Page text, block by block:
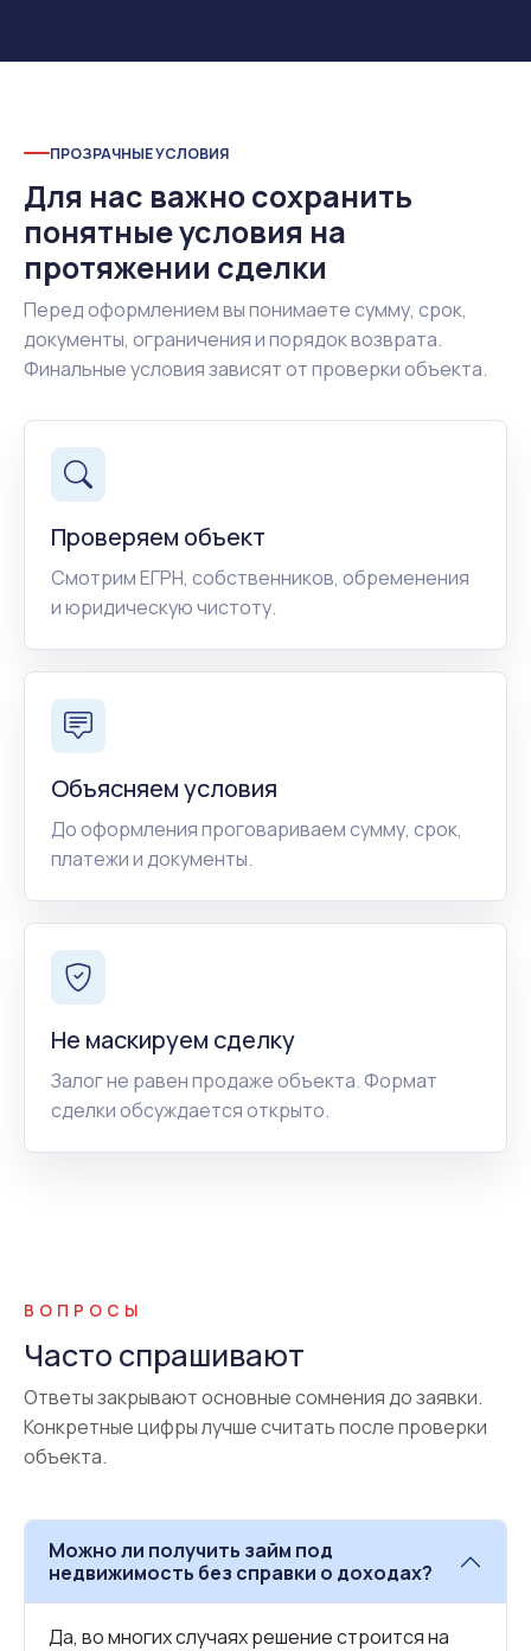
ПРОЗРАЧНЫЕ УСЛОВИЯ
Для нас важно сохранить
понятные условия на
протяжении сделки
Перед оформлением вы понимаете сумму, срок,
документы, ограничения и порядок возврата.
Финальные условия зависят от проверки объекта.
Проверяем объект
Смотрим ЕГРН, собственников, обременения
и юридическую чистоту.
Объясняем условия
До оформления проговариваем сумму, срок,
платежи и документы.
Не маскируем сделку
Залог не равен продаже объекта. Формат
сделки обсуждается открыто.
ВОПРОСЫ
Часто спрашивают
Ответы закрывают основные сомнения до заявки.
Конкретные цифры лучше считать после проверки
объекта.
Можно ли получить займ под
недвижимость без справки о доходах?
Да, во многих случаях решение строится на